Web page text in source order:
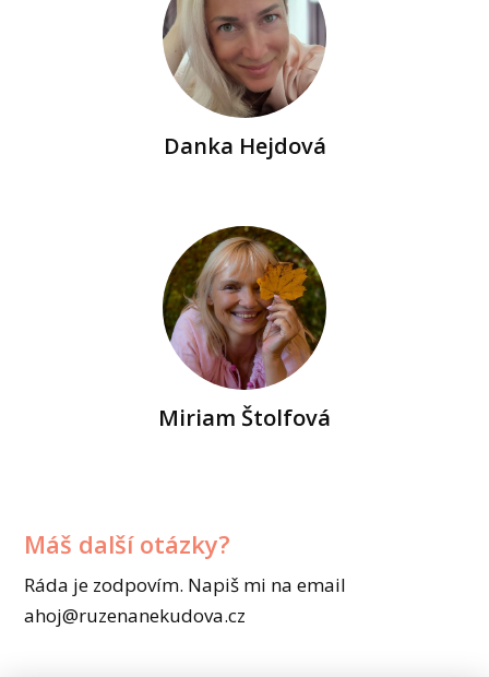
Danka Hejdová
Miriam Štolfová
Máš další otázky?
Ráda je zodpovím. Napiš mi na email
ahoj@ruzenanekudova.cz